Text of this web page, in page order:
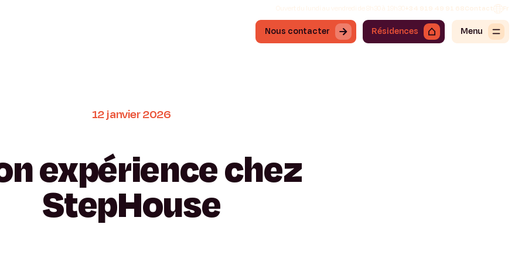
Ouvert du lundi au vendredi de 8h30 à 19h30+34 919 49 91 68Contact Fr
Nous contacter Résidences Menu
12janvier2026
expériencechez
StepHouse